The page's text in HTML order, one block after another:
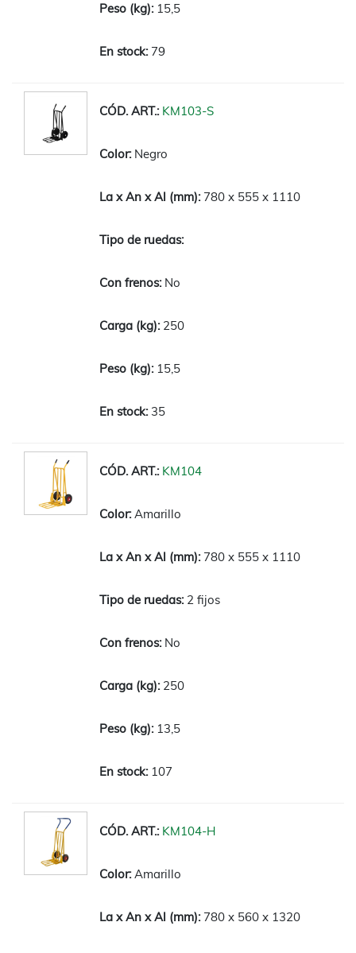
15,5
79
KM103-S
Negro
780 x 555 x 1110
No
250
15,5
35
KM104
Amarillo
780 x 555 x 1110
2 fijos
No
250
13,5
107
KM104-H
Amarillo
780 x 560 x 1320